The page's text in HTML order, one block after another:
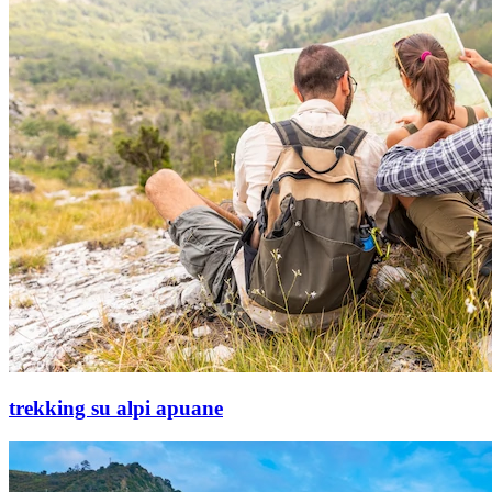
trekking su alpi apuane